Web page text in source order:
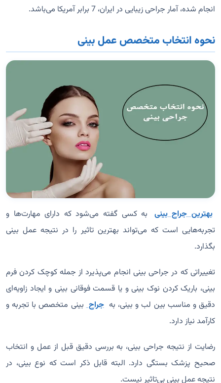
انجام شده، آمار جراحی زیبایی در ایران، 7 برابر آمریکا می‌باشد.
نحوه انتخاب متخصص عمل بینی
بهترین جراح بینی به کسی گفته می‌شود که دارای مهارت‌ها و
تجربه‌هایی است که می‌تواند بهترین تاثیر را در نتیجه عمل بینی
بگذارد.
تغییراتی که در جراحی بینی انجام می‌پذیرد از جمله کوچک کردن فرم
بینی، باریک کردن نوک بینی و یا قسمت فوقانی بینی و ایجاد زاویه‌ای
دقیق و مناسب بین لب و بینی، به جراح بینی متخصص با تجربه و
کارآمد نیاز دارد.
رضایت از نتیجه جراحی بینی، به بررسی دقیق قبل از عمل و انتخاب
صحیح پزشک بستگی دارد. البته قابل ذکر است که نوع بینی، در
نتیجه عمل بینی بی‌تاثیر نیست.